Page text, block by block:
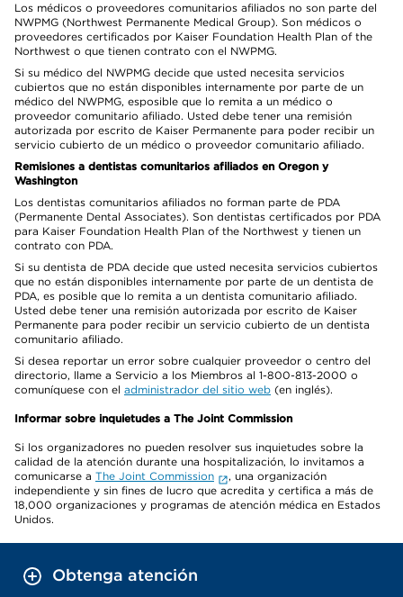
Los médicos o proveedores comunitarios afiliados no son parte del
NWPMG (Northwest Permanente Medical Group). Son médicos o
proveedores certificados por Kaiser Foundation Health Plan of the
Northwest o que tienen contrato con el NWPMG.
Si su médico del NWPMG decide que usted necesita servicios
cubiertos que no están disponibles internamente por parte de un
médico del NWPMG, esposible que lo remita a un médico o
proveedor comunitario afiliado. Usted debe tener una remisión
autorizada por escrito de Kaiser Permanente para poder recibir un
servicio cubierto de un médico o proveedor comunitario afiliado.
Remisiones a dentistas comunitarios afiliados en Oregon y
Washington
Los dentistas comunitarios afiliados no forman parte de PDA
(Permanente Dental Associates). Son dentistas certificados por PDA
para Kaiser Foundation Health Plan of the Northwest y tienen un
contrato con PDA.
Si su dentista de PDA decide que usted necesita servicios cubiertos
que no están disponibles internamente por parte de un dentista de
PDA, es posible que lo remita a un dentista comunitario afiliado.
Usted debe tener una remisión autorizada por escrito de Kaiser
Permanente para poder recibir un servicio cubierto de un dentista
comunitario afiliado.
Si desea reportar un error sobre cualquier proveedor o centro del
directorio, llame a Servicio a los Miembros al 1-800-813-2000 o
comuníquese con el administrador del sitio web (en inglés).
Informar sobre inquietudes a The Joint Commission
Si los organizadores no pueden resolver sus inquietudes sobre la
calidad de la atención durante una hospitalización, lo invitamos a
comunicarse a The Joint Commission
, una organización
independiente y sin fines de lucro que acredita y certifica a más de
18,000 organizaciones y programas de atención médica en Estados
Unidos.
Obtenga atención